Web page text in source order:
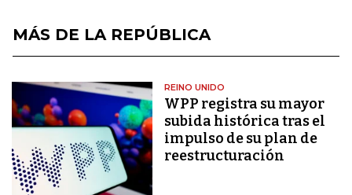
MÁS DE LA REPÚBLICA
REINO UNIDO
WPP registra su mayor
subida histórica tras el
impulso de su plan de
reestructuración